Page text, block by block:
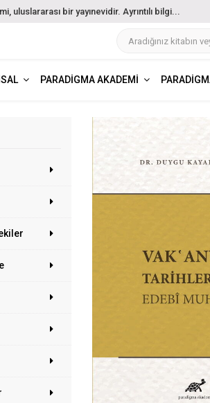
uluslararası bir yayınevidir. Ayrıntılı bilgi...
PARADIGMA AKADEMI